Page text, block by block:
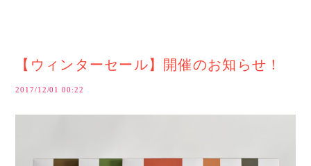
【ウィンターセール】開催のお知らせ！
2017/12/01 00:22